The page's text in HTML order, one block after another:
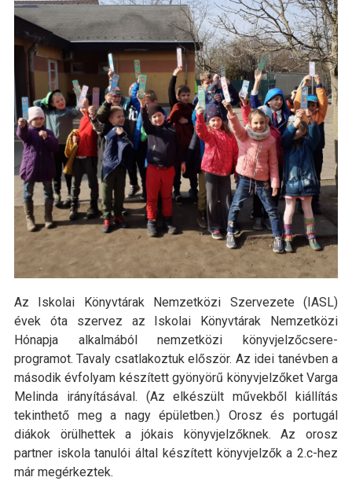
Az Iskolai Könyvtárak Nemzetközi Szervezete (IASL)
évek óta szervez az Iskolai Könyvtárak Nemzetközi
Hónapja alkalmából nemzetközi könyvjelzőcsere-
programot. Tavaly csatlakoztuk először. Az idei tanévben a
második évfolyam készített gyönyörű könyvjelzőket Varga
Melinda irányításával. (Az elkészült művekből kiállítás
tekinthető meg a nagy épületben.) Orosz és portugál
diákok örülhettek a jókais könyvjelzőknek. Az orosz
partner iskola tanulói által készített könyvjelzők a 2.c-hez
már megérkeztek.